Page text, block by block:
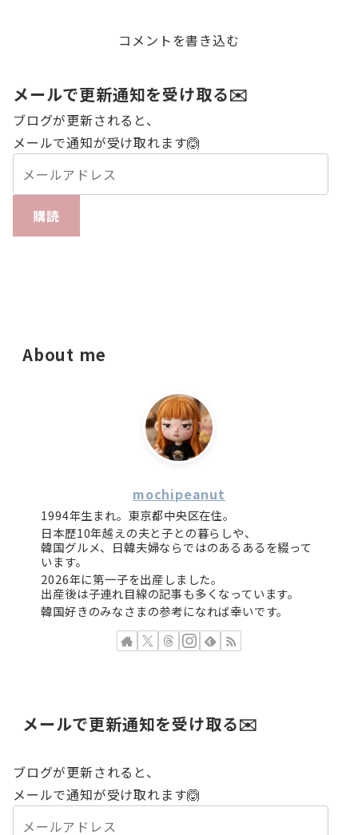
コメントを書き込む
メールで更新通知を受け取る✉️
ブログが更新されると、
メールで通知が受け取れます🙆
購読
About me
mochipeanut
1994年生まれ。東京都中央区在住。
日本歴10年越えの夫と子との暮らしや、
韓国グルメ、日韓夫婦ならではのあるあるを綴って
います。
2026年に第一子を出産しました。
出産後は子連れ目線の記事も多くなっています。
韓国好きのみなさまの参考になれば幸いです。
メールで更新通知を受け取る✉️
ブログが更新されると、
メールで通知が受け取れます🙆